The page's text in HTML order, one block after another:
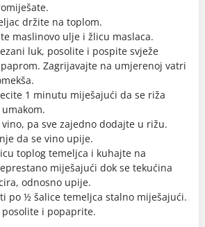
držite na toplom.
maslinovo ulje i žlicu maslaca.
luk, posolite i pospite svježe
Zagrijavajte na umjerenoj vatri
1 minutu miješajući da se riža
pa sve zajedno dodajte u rižu.
da se vino upije.
toplog temeljca i kuhajte na
miješajući dok se tekućina
odnosno upije.
po ½ šalice temeljca stalno miješajući.
i popaprite.